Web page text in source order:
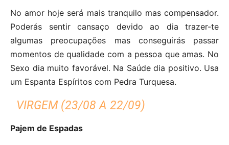
No amor hoje será mais tranquilo mas compensador.
Poderás sentir cansaço devido ao dia trazer-te
algumas preocupações mas conseguirás passar
momentos de qualidade com a pessoa que amas. No
Sexo dia muito favorável. Na Saúde dia positivo. Usa
um Espanta Espíritos com Pedra Turquesa.
VIRGEM (23/08 A 22/09)
Pajem de Espadas